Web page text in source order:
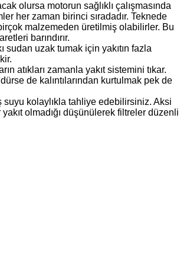
olursa motorun sağlıklı çalışmasında
her zaman birinci sıradadır. Teknede
malzemeden üretilmiş olabilirler. Bu
barındırır.
sudan uzak tumak için yakıtın fazla
atıkları zamanla yakıt sistemini tıkar.
de kalıntılarından kurtulmak pek de
suyu kolaylıkla tahliye edebilirsiniz. Aksi
olmadığı düşünülerek filtreler düzenli